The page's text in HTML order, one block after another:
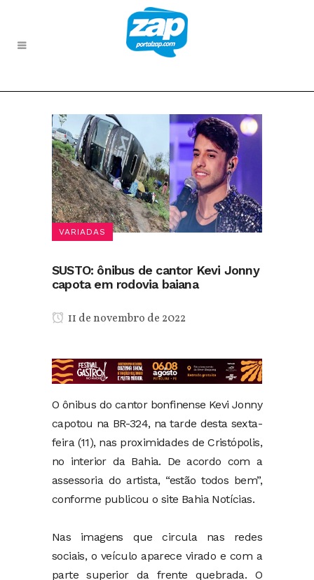
VARIADAS
SUSTO: ônibus de cantor Kevi Jonny
capota em rodovia baiana
11 de novembro de 2022
O ônibus do cantor bonfinense Kevi Jonny
capotou na BR-324, na tarde desta sexta-
feira (11), nas proximidades de Cristópolis,
no interior da Bahia. De acordo com a
assessoria do artista, “estão todos bem”,
conforme publicou o site Bahia Notícias.
Nas imagens que circula nas redes
sociais, o veículo aparece virado e com a
parte superior da frente quebrada. O